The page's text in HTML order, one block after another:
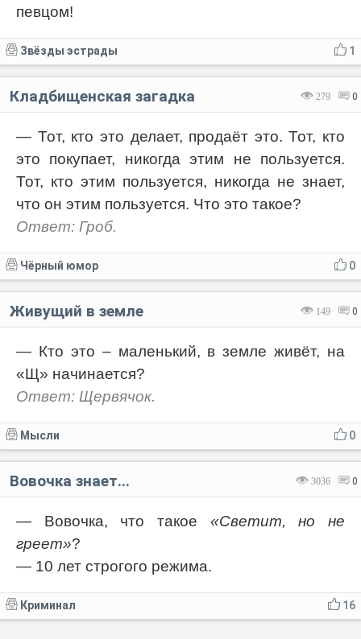
певцом!
1
Звёзды эстрады
279 0
Кладбищенская загадка
— Тот, кто это делает, продаёт это. Тот, кто
это покупает, никогда этим не пользуется.
Тот, кто этим пользуется, никогда не знает,
что он этим пользуется. Что это такое?
Ответ: Гроб.
0
Чёрный юмор
149 0
Живущий в земле
— Кто это – маленький, в земле живёт, на
«Щ» начинается?
Ответ: Щервячок.
0
Мысли
3036 0
Вовочка знает...
— Вовочка, что такое «Светит, но не
греет»?
— 10 лет строгого режима.
16
Криминал